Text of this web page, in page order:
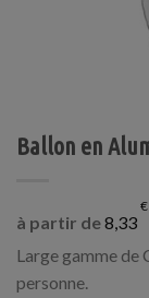
Ballon en
à partir de8,33
€
Large gamme de
personne.